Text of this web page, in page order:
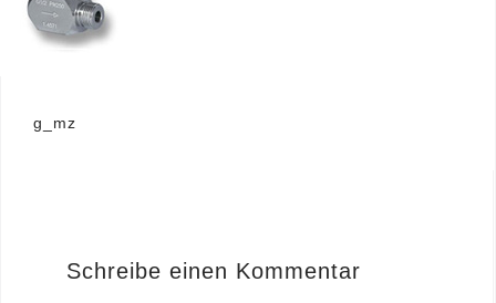
Beitrags-
g_mz
Schreibe einen Kommentar